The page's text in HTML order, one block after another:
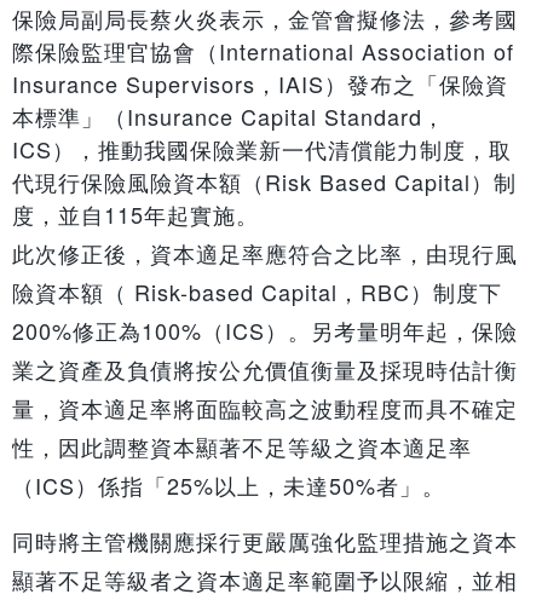
保險局副局長蔡火炎表示，金管會擬修法，參考國
際保險監理官協會（International Association of
Insurance Supervisors，IAIS）發布之「保險資
本標準」（Insurance Capital Standard，
ICS），推動我國保險業新一代清償能力制度，取
代現行保險風險資本額（Risk Based Capital）制
度，並自115年起實施。
此次修正後，資本適足率應符合之比率，由現行風
險資本額（ Risk-based Capital，RBC）制度下
200%修正為100%（ICS）。另考量明年起，保險
業之資產及負債將按公允價值衡量及採現時估計衡
量，資本適足率將面臨較高之波動程度而具不確定
性，因此調整資本顯著不足等級之資本適足率
（ICS）係指「25%以上，未達50%者」。
同時將主管機關應採行更嚴厲強化監理措施之資本
顯著不足等級者之資本適足率範圍予以限縮，並相